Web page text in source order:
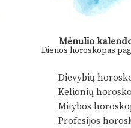
Mėnulio
Dienos horoskopas
Dievybių
Kelionių
Mitybos
Profesijos